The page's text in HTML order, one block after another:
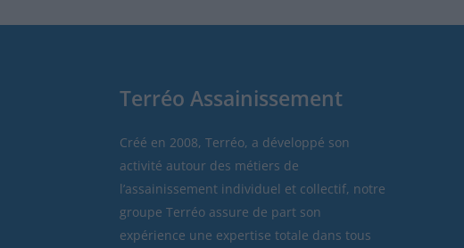
Terréo Assainissement
Créé en 2008, Terréo, a développé son
activité autour des métiers de
l’assainissement individuel et collectif, notre
groupe Terréo assure de part son
expérience une expertise totale dans tous